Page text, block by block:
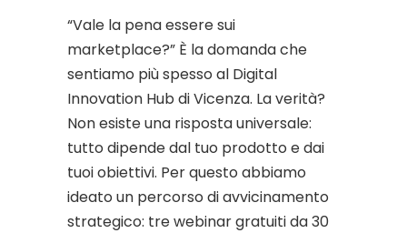
“Vale la pena essere sui
marketplace?” È la domanda che
sentiamo più spesso al Digital
Innovation Hub di Vicenza. La verità?
Non esiste una risposta universale:
tutto dipende dal tuo prodotto e dai
tuoi obiettivi. Per questo abbiamo
ideato un percorso di avvicinamento
strategico: tre webinar gratuiti da 30